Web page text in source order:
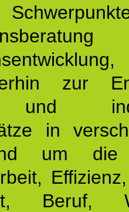
zur
und
in
um die
Beruf,